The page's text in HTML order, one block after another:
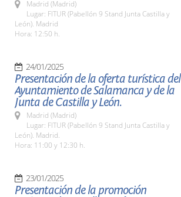
Madrid (Madrid)
Lugar: FITUR (Pabellón 9 Stand Junta Castilla y
León). Madrid
Hora: 12:50 h.
24/01/2025
Presentación de la oferta turística del
Ayuntamiento de Salamanca y de la
Junta de Castilla y León.
Madrid (Madrid)
Lugar: FITUR (Pabellón 9 Stand Junta Castilla y
León). Madrid.
Hora: 11:00 y 12:30 h.
23/01/2025
Presentación de la promoción